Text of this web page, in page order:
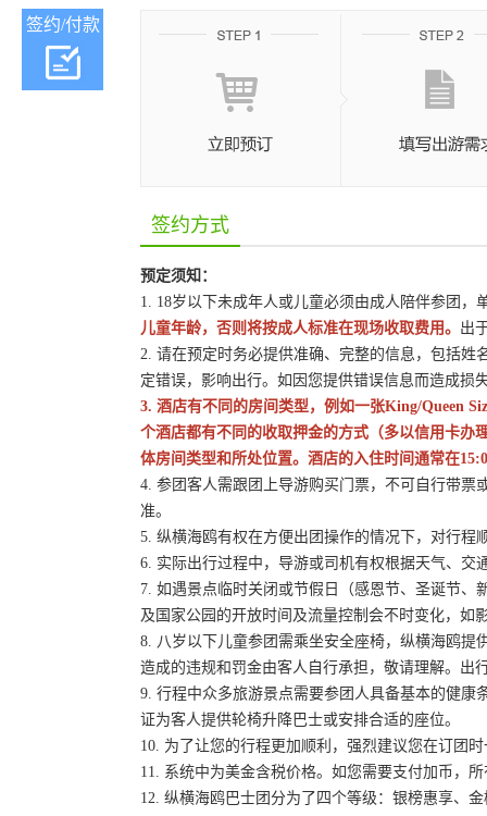
签约/付款
签约方式
预定须知：
1. 18岁以下未成年人或儿童必须由成人陪伴参团
儿童年龄，否则将按成人标准在现场收取费用。 出
2. 请在预定时务必提供准确、完整的信息，包括
定错误，影响出行。如因您提供错误信息而造成损
3. 酒店有不同的房间类型，例如一张King/Queen
个酒店都有不同的收取押金的方式（多以信用卡办
体房间类型和所处位置。酒店的入住时间通常在
4. 参团客人需跟团上导游购买门票，不可自行带票
准。
5. 纵横海鸥有权在方便出团操作的情况下，对行
6. 实际出行过程中，导游或司机有权根据天气、
7. 如遇景点临时关闭或节假日（感恩节、圣诞节
及国家公园的开放时间及流量控制会不时变化，如
8. 八岁以下儿童参团需乘坐安全座椅，纵横海鸥提
造成的违规和罚金由客人自行承担，敬请理解。出
9. 行程中众多旅游景点需要参团人具备基本的健
证为客人提供轮椅升降巴士或安排合适的座位。
10. 为了让您的行程更加顺利，强烈建议您在订团
11. 系统中为美金含税价格。如您需要支付加币，
12. 纵横海鸥巴士团分为了四个等级：银榜惠享、